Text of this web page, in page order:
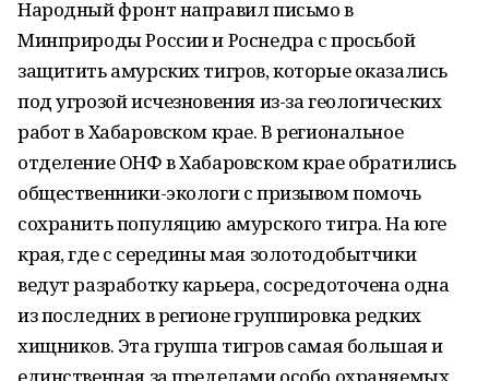
Народный фронт направил письмо в
Минприроды России и Роснедра с просьбой
защитить амурских тигров, которые оказались
под угрозой исчезновения из-за геологических
работ в Хабаровском крае. В региональное
отделение ОНФ в Хабаровском крае обратились
общественники-экологи с призывом помочь
сохранить популяцию амурского тигра. На юге
края, где с середины мая золотодобытчики
ведут разработку карьера, сосредоточена одна
из последних в регионе группировка редких
хищников. Эта группа тигров самая большая и